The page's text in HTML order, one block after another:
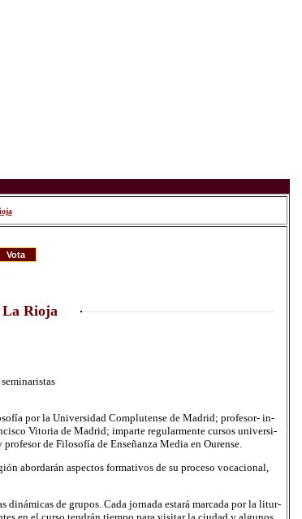
La Rio­ja
por la Uni­ver­si­dad Com­plu­ten­se de Ma­drid; pro­fe­sor- in­
Vi­to­ria de Ma­drid; im­par­te re­gu­lar­men­te cur­sos uni­ver­si­
de Fi­lo­so­fía de En­se­ñan­za Me­dia en Ou­ren­se.
abor­da­rán as­pec­tos for­ma­ti­vos de su pro­ce­so vo­ca­cio­nal,
di­ná­mi­cas de gru­pos. Cada jor­na­da es­ta­rá mar­ca­da por la li­tur­